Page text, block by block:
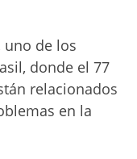
uno de los
donde el 77
relacionados
en la